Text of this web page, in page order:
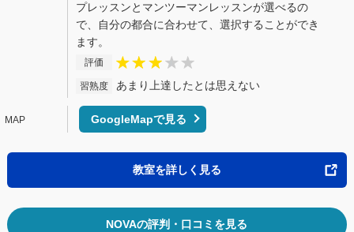
プレッスンとマンツーマンレッスンが選べるの
で、自分の都合に合わせて、選択することができ
ます。
評価
習熟度 あまり上達したとは思えない
GoogleMapで見る
教室を詳しく見る
NOVAの評判・口コミを見る